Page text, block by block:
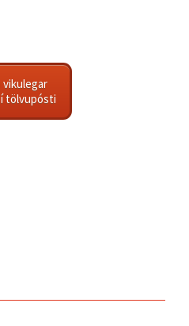
vikulegar
tölvupósti